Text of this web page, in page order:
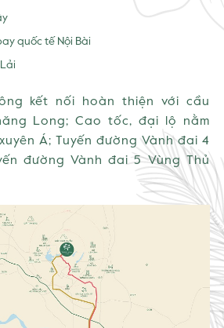
quốc tế Nội Bài
kết nối hoàn thiện với cầu
Long; Cao tốc, đại lộ nằm
Á; Tuyến đường Vành đai 4
đường Vành đai 5 Vùng Thủ